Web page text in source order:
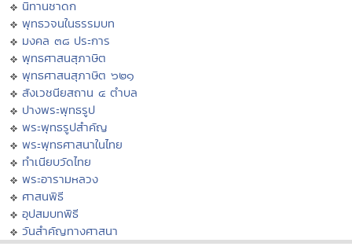
นิทานชาดก
พุทธวจนในธรรมบท
มงคล ๓๘ ประการ
พุทธศาสนสุภาษิต
พุทธศาสนสุภาษิต ๖๒๑
สังเวชนียสถาน ๔ ตำบล
ปางพระพุทธรูป
พระพุทธรูปสำคัญ
พระพุทธศาสนาในไทย
ทำเนียบวัดไทย
พระอารามหลวง
ศาสนพิธี
อุปสมบทพิธี
วันสำคัญทางศาสนา